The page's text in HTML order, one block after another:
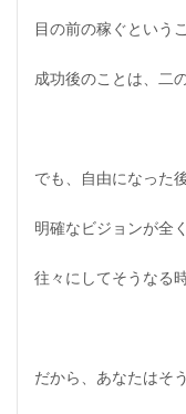
目の前の稼ぐという
成功後のことは、二
でも、自由になった
明確なビジョンが全
往々にしてそうなる
だから、あなたはそ